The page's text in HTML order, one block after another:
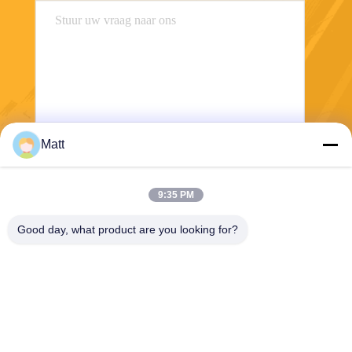
Matt
9:35 PM
Good day, what product are you looking for?